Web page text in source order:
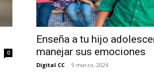
0
Enseña a tu hijo
manejar sus emociones
Digital CC - 9 marzo, 2024